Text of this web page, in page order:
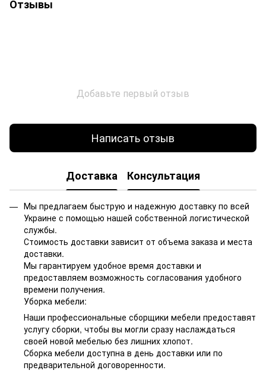
Отзывы
Добавьте первый отзыв
Написать отзыв
Доставка Консультация
Мы предлагаем быструю и надежную доставку по всей
Украине с помощью нашей собственной логистической
службы.
Стоимость доставки зависит от объема заказа и места
доставки.
Мы гарантируем удобное время доставки и
предоставляем возможность согласования удобного
времени получения.
Уборка мебели:
Наши профессиональные сборщики мебели предоставят
услугу сборки, чтобы вы могли сразу наслаждаться
своей новой мебелью без лишних хлопот.
Сборка мебели доступна в день доставки или по
предварительной договоренности.